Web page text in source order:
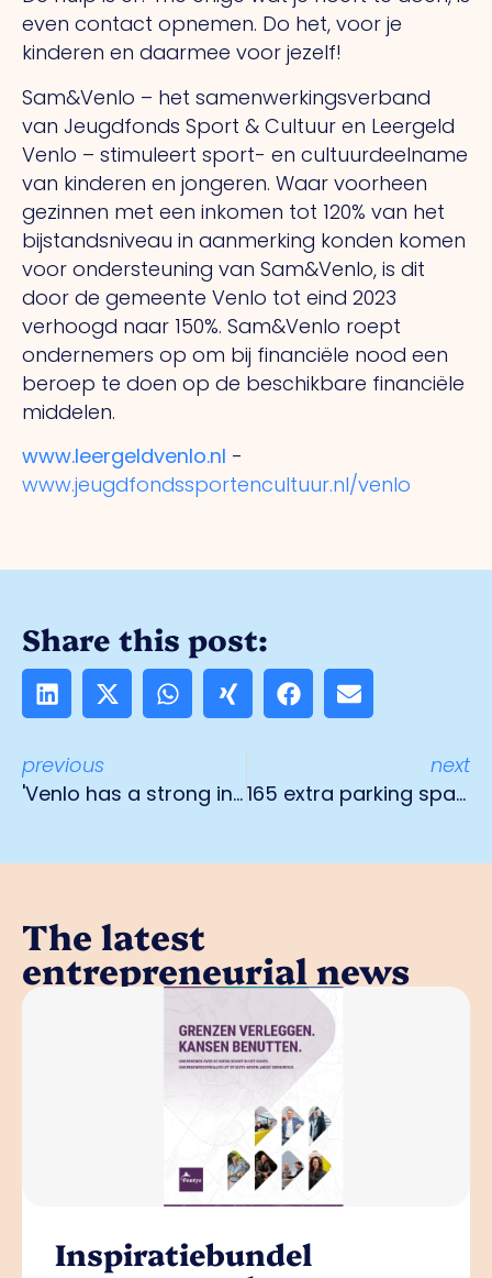
even contact opnemen. Do het, voor je
kinderen en daarmee voor jezelf!
Sam&Venlo – het samenwerkingsverband
van Jeugdfonds Sport & Cultuur en Leergeld
Venlo – stimuleert sport- en cultuurdeelname
van kinderen en jongeren. Waar voorheen
gezinnen met een inkomen tot 120% van het
bijstandsniveau in aanmerking konden komen
voor ondersteuning van Sam&Venlo, is dit
door de gemeente Venlo tot eind 2023
verhoogd naar 150%. Sam&Venlo roept
ondernemers op om bij financiële nood een
beroep te doen op de beschikbare financiële
middelen.
www.leergeldvenlo.nl -
www.jeugdfondssportencultuur.nl/venlo
Share this post:
previous
'Venlo has a strong infrastructure base for a prosperous future'
next
165 extra parking spaces for truck drivers
The latest
entrepreneurial news
Inspiratiebundel